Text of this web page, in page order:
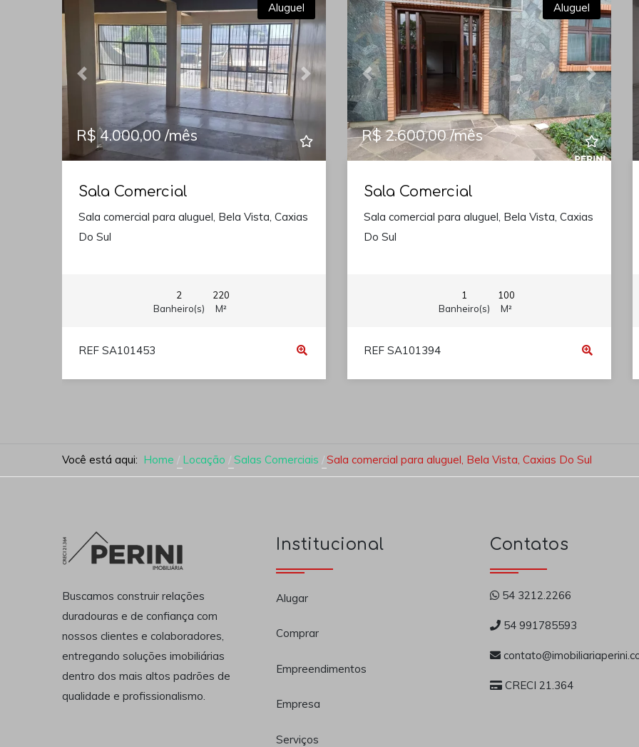
Previous Next
Aluguel
R$ 4.000,00 /mês
Sala Comercial
Sala comercial para aluguel, Bela Vista, Caxias
Do Sul
2
Banheiro(s)
220
M²
REF SA101453
Previous Next
Aluguel
R$ 2.600,00 /mês
Sala Comercial
Sala comercial para aluguel, Bela Vista, Caxias
Do Sul
1
Banheiro(s)
100
M²
REF SA101394
Você está aqui: Home Locação Salas Comerciais Sala comercial para aluguel, Bela Vista, Caxias Do Sul
Buscamos construir relações
duradouras e de confiança com
nossos clientes e colaboradores,
entregando soluções imobiliárias
dentro dos mais altos padrões de
qualidade e profissionalismo.
Institucional
Alugar
Comprar
Empreendimentos
Empresa
Serviços
Contatos
54 3212.2266
54 991785593
CRECI 21.364